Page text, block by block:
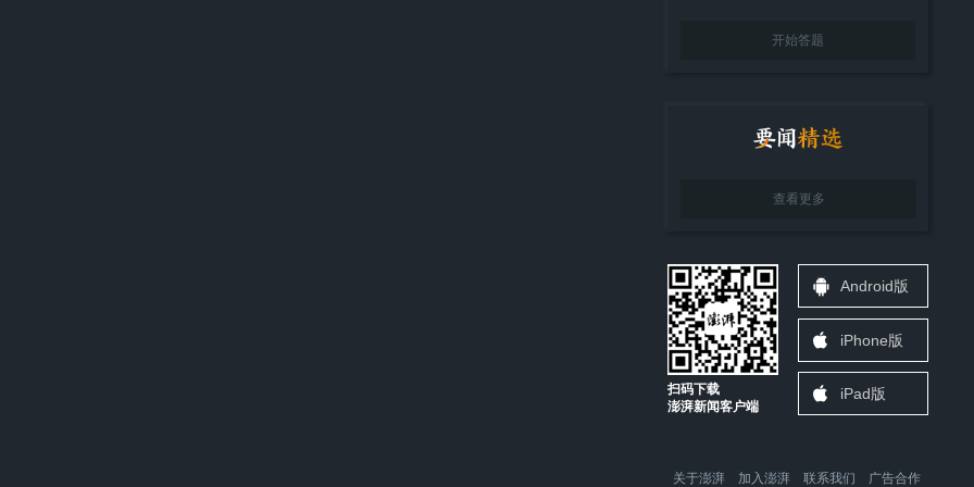
开始答题
查看更多
扫码下载
澎湃新闻客户端
Android版
iPhone版
iPad版
关于澎湃 加入澎湃 联系我们 广告合作